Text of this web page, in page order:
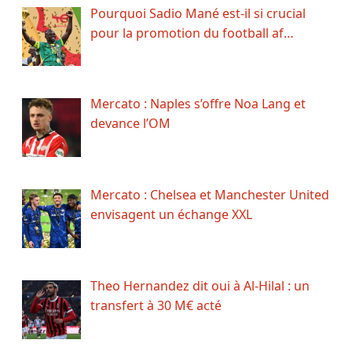
Pourquoi Sadio Mané est-il si crucial
pour la promotion du football af…
Mercato : Naples s’offre Noa Lang et
devance l’OM
Mercato : Chelsea et Manchester United
envisagent un échange XXL
Theo Hernandez dit oui à Al-Hilal : un
transfert à 30 M€ acté